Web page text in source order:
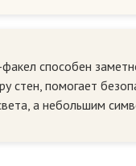
способен
стен, помогает
а небольшим